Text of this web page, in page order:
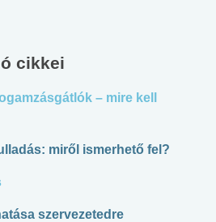
cikkei
– mire kell
miről ismerhető fel?
szervezetedre